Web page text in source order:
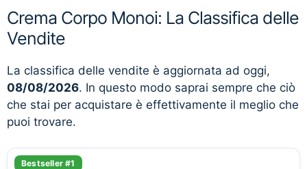
Crema Corpo Monoi: La Classifica delle
Vendite
La classifica delle vendite è aggiornata ad oggi,
08/08/2026. In questo modo saprai sempre che ciò
che stai per acquistare è effettivamente il meglio che
puoi trovare.
Bestseller #1